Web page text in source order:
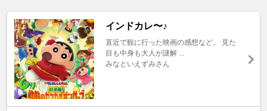
インドカレ〜♪
直近で観に行った映画の感想など。 見た
目も中身も大人が謎解 ...
みなといえずみさん